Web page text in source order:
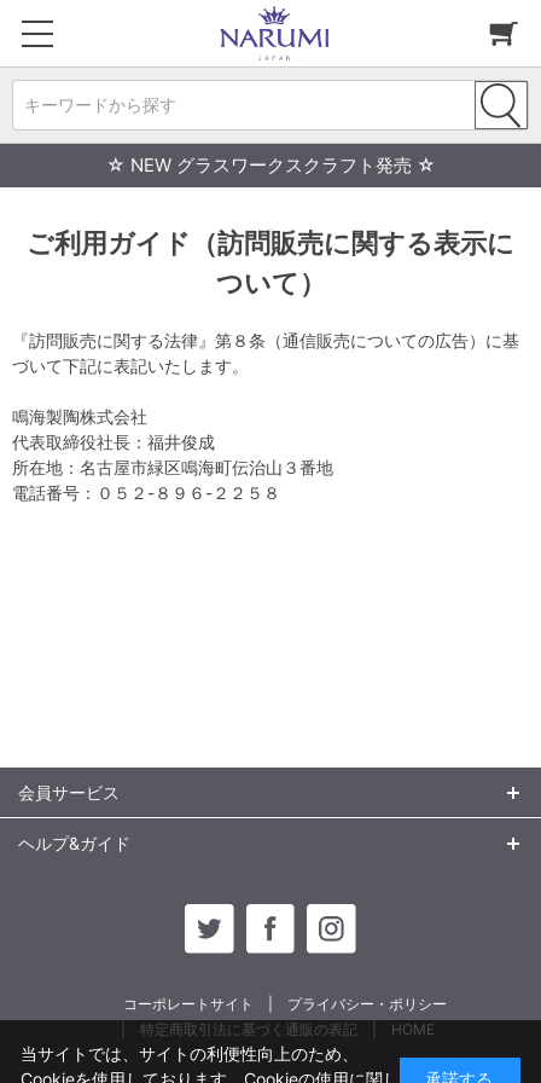
キーワードから探す
☆ NEW グラスワークスクラフト発売 ☆
ご利用ガイド（訪問販売に関する表示に
ついて）
『訪問販売に関する法律』第８条（通信販売についての広告）に基
づいて下記に表記いたします。
鳴海製陶株式会社
代表取締役社長：福井俊成
所在地：名古屋市緑区鳴海町伝治山３番地
電話番号：０５２-８９６-２２５８
会員サービス
ヘルプ&ガイド
コーポレートサイト
プライバシー・ポリシー
特定商取引法に基づく通販の表記
HOME
当サイトでは、サイトの利便性向上のため、